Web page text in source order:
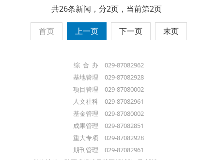
共26条新闻，分2页，当前第2页
首页 上一页 下一页 末页
综 合 办 029-87082962
基地管理 029-87082928
项目管理 029-87080002
人文社科 029-87082961
基金管理 029-87080002
成果管理 029-87082851
重大专项 029-87082928
期刊管理 029-87082961